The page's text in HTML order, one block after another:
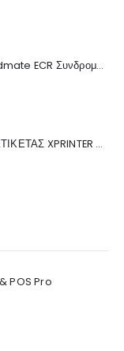
Cloud Ταμειακή Μηχανή Admate ECR Συνδρομή 12 μηνών
ΘΕΡΜΙΚΟΣ ΕΚΤΥΠΩΤΗΣ ΕΤΙΚΕΤΑΣ XPRINTER XP-420B
POS Pro